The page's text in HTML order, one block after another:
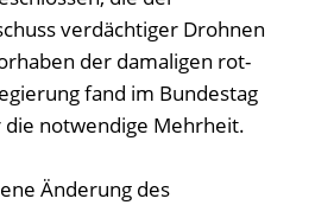
verdächtiger Drohnen
der damaligen rot-
fand im Bundestag
notwendige Mehrheit.
Änderung des